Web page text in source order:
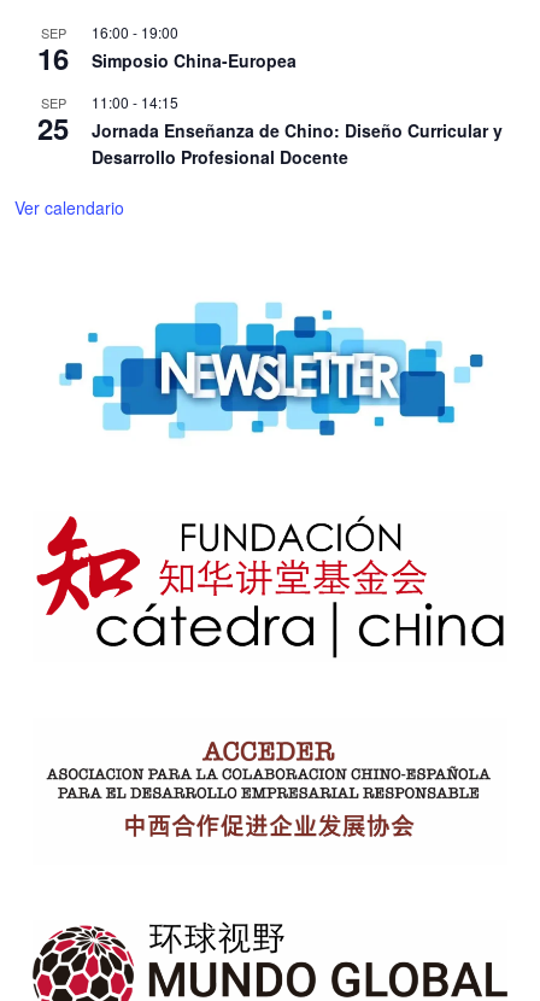
SEP
16
16:00 - 19:00
Simposio China-Europea
SEP
25
11:00 - 14:15
Jornada Enseñanza de Chino: Diseño Curricular y
Desarrollo Profesional Docente
Ver calendario